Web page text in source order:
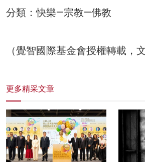
分類：快樂—宗教—佛教
（覺智國際基金會授權轉載，
更多精采文章